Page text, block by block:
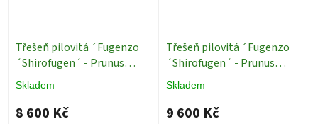
Třešeň pilovitá ´Fugenzo
´Shirofugen´ - Prunus
serrulata - sakura - ok 12/14
Skladem
8 600 Kč
Třešeň pilovitá ´Fugenzo
´Shirofugen´ - Prunus
serrulata - sakura - ok 14/16
Skladem
9 600 Kč